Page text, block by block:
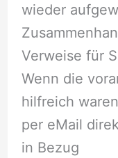
wieder
Verweise für
Wenn die
hilfreich
per eMail
in Bezug